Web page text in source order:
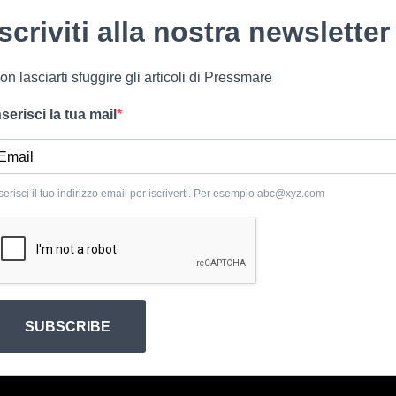
alla nostra newsletter
lasciarti sfuggire gli articoli di Pressmare
la tua mail
il tuo indirizzo email per iscriverti. Per esempio abc@xyz.com
SUBSCRIBE